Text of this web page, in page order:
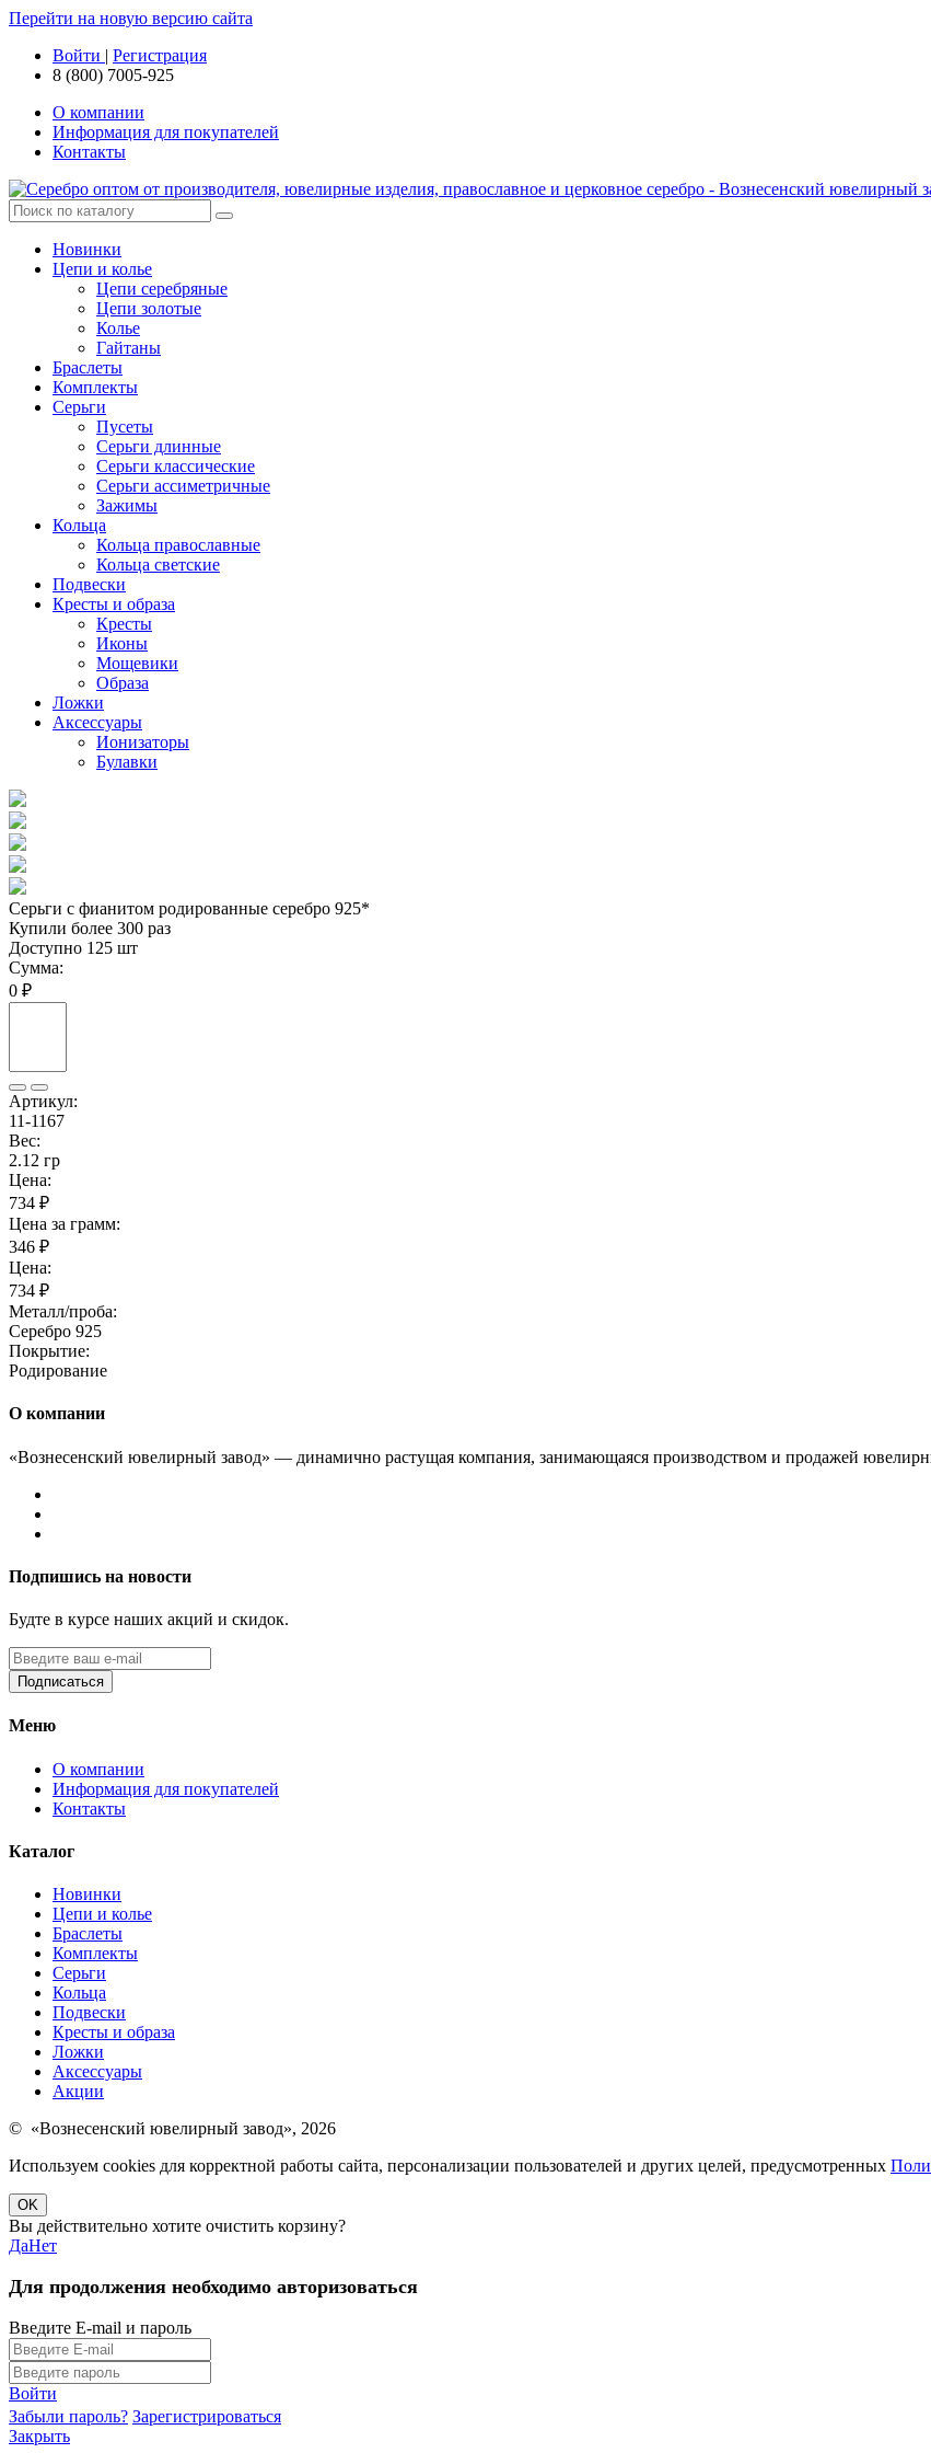
Перейти на новую версию сайта
Войти | Регистрация
8 (800) 7005-925
О компании
Информация для покупателей
Контакты
Новинки
Цепи и колье
Цепи серебряные
Цепи золотые
Колье
Гайтаны
Браслеты
Комплекты
Серьги
Пусеты
Серьги длинные
Серьги классические
Серьги ассиметричные
Зажимы
Кольца
Кольца православные
Кольца светские
Подвески
Кресты и образа
Кресты
Иконы
Мощевики
Образа
Ложки
Аксессуары
Ионизаторы
Булавки
Серьги с фианитом родированные серебро 925*
Купили более 300 раз
Доступно 125 шт
Сумма:
0 ₽
Артикул:
11-1167
Вес:
2.12 гр
Цена:
734 ₽
Цена за грамм:
346 ₽
Цена:
734 ₽
Металл/проба:
Серебро 925
Покрытие:
Родирование
О компании
«Вознесенский ювелирный завод» — динамично растущая компания, занимающаяся производством и продажей
Подпишись на новости
Будте в курсе наших акций и скидок.
Подписаться
Меню
О компании
Информация для покупателей
Контакты
Каталог
Новинки
Цепи и колье
Браслеты
Комплекты
Серьги
Кольца
Подвески
Кресты и образа
Ложки
Аксессуары
Акции
© «Вознесенский ювелирный завод», 2026
Используем cookies для корректной работы сайта, персонализации пользователей и других целей, предусмотренных
OK
Вы действительно хотите очистить корзину?
ДаНет
Для продолжения необходимо авторизоваться
Введите E-mail и пароль
Войти
Забыли пароль? Зарегистрироваться
Закрыть